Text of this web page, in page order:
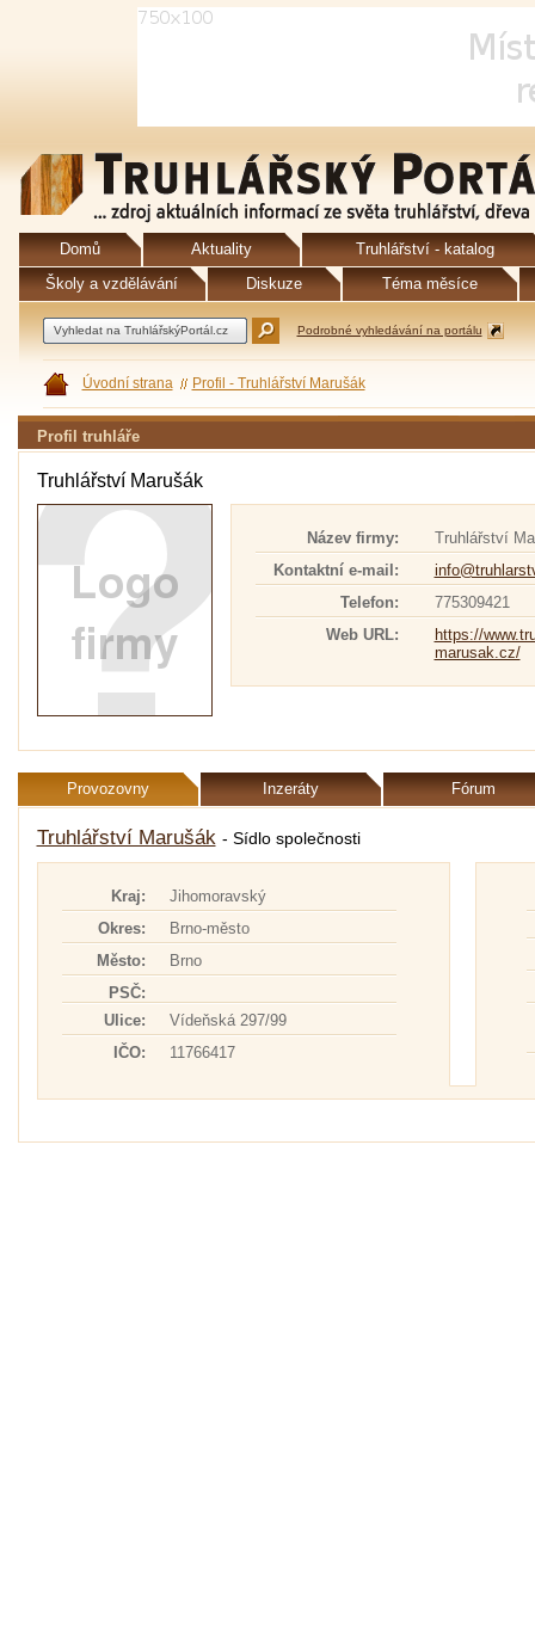
Domů Aktuality
Truhlářství - katalog
Školy a vzdělávání
Diskuze Téma měsíce
Podrobné vyhledávání na portálu
Úvodní strana Profil - Truhlářství Marušák
Profil truhláře
Truhlářství Marušák
Název firmy:
Truhlářství
Kontaktní e-mail:
Telefon:
775309421
Web URL:
https://
marusak.cz/
Provozovny Inzeráty Fórum
Truhlářství Marušák - Sídlo společnosti
Kraj:
Jihomoravský
Okres:
Brno-město
Město:
Brno
PSČ:
Ulice:
Vídeňská 297/99
IČO:
11766417